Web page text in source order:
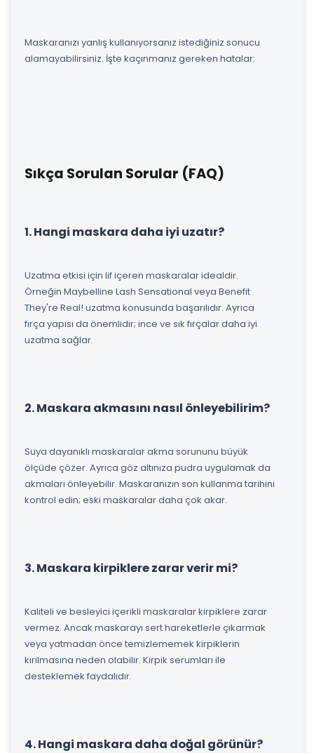
Maskaranızı yanlış kullanıyorsanız istediğiniz sonucu
alamayabilirsiniz. İşte kaçınmanız gereken hatalar:
Sıkça Sorulan Sorular (FAQ)
1. Hangi maskara daha iyi uzatır?
Uzatma etkisi için lif içeren maskaralar idealdir.
Örneğin Maybelline Lash Sensational veya Benefit
They're Real! uzatma konusunda başarılıdır. Ayrıca
fırça yapısı da önemlidir; ince ve sık fırçalar daha iyi
uzatma sağlar.
2. Maskara akmasını nasıl önleyebilirim?
Suya dayanıklı maskaralar akma sorununu büyük
ölçüde çözer. Ayrıca göz altınıza pudra uygulamak da
akmaları önleyebilir. Maskaranızın son kullanma tarihini
kontrol edin; eski maskaralar daha çok akar.
3. Maskara kirpiklere zarar verir mi?
Kaliteli ve besleyici içerikli maskaralar kirpiklere zarar
vermez. Ancak maskarayı sert hareketlerle çıkarmak
veya yatmadan önce temizlememek kirpiklerin
kırılmasına neden olabilir. Kirpik serumları ile
desteklemek faydalıdır.
4. Hangi maskara daha doğal görünür?